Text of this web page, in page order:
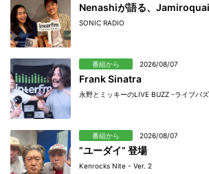
Nenashiが語る、
SONIC RADIO
番組から 2026/08/07
Frank Sinatra
永野とミッキーのLIVE BUZZ -ライブバ
番組から 2026/08/07
”ユーダイ” 登場
Kenrocks Nite - Ver. 2